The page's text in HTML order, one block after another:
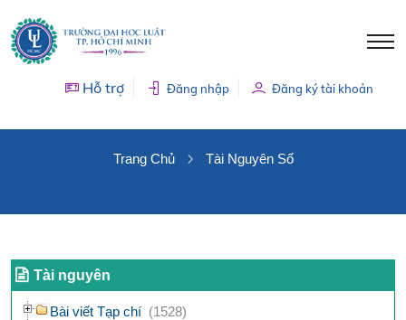
Hỗ trợ Đăng nhập Đăng ký tài khoản
Trang Chủ Tài Nguyên Số
Tài nguyên
Bài viết Tạp chí (1528)